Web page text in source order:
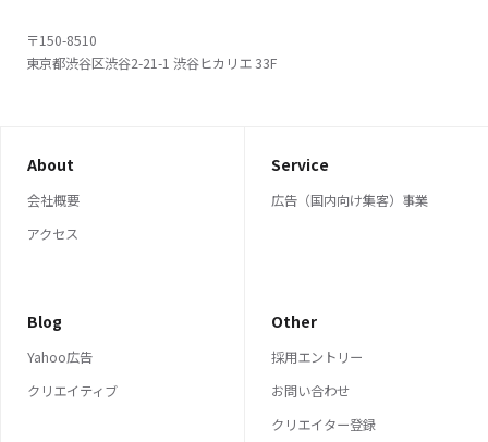
〒150-8510
東京都渋谷区渋谷2-21-1 渋谷ヒカリエ 33F
About
会社概要
アクセス
Service
広告（国内向け集客）事業
Blog
Yahoo広告
クリエイティブ
Other
採用エントリー
お問い合わせ
クリエイター登録